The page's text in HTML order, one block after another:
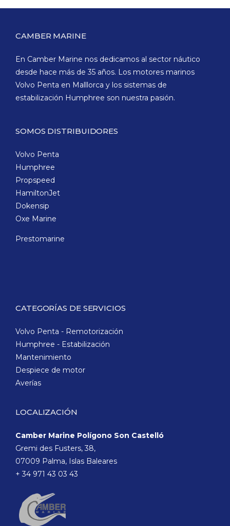
CAMBER MARINE
En Camber Marine nos dedicamos al sector náutico
desde hace más de 35 años. Los motores marinos
Volvo Penta en Malllorca y los sistemas de
estabilización Humphree son nuestra pasión.
SOMOS DISTRIBUIDORES
Volvo Penta
Humphree
Propspeed
HamiltonJet
Dokensip
Oxe Marine
Prestomarine
CATEGORÍAS DE SERVICIOS
Volvo Penta - Remotorización
Humphree - Estabilización
Mantenimiento
Despiece de motor
Averías
LOCALIZACIÓN
Camber Marine Polígono Son Castelló
Gremi des Fusters, 38,
07009 Palma, Islas Baleares
+ 34 971 43 03 43